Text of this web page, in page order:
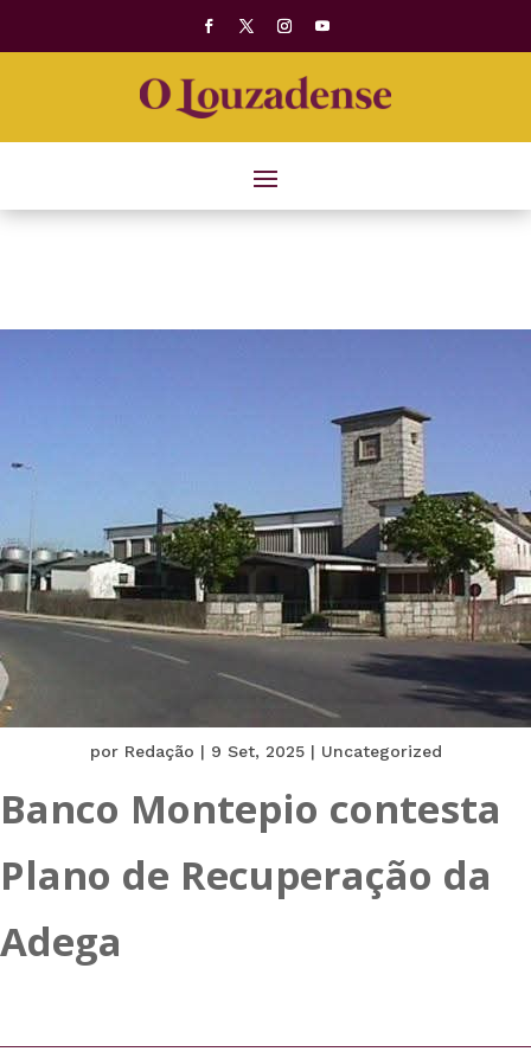
por Redação | 9 Set, 2025| Uncategorized
Banco Montepio contesta
Plano de Recuperação da
Adega